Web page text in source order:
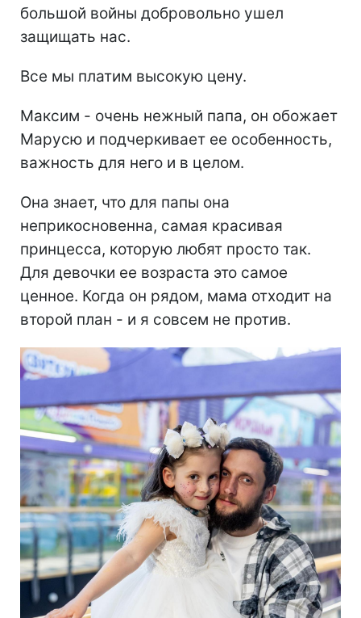
большой войны добровольно ушел
защищать нас.
Все мы платим высокую цену.
Максим - очень нежный папа, он обожает
Марусю и подчеркивает ее особенность,
важность для него и в целом.
Она знает, что для папы она
неприкосновенна, самая красивая
принцесса, которую любят просто так.
Для девочки ее возраста это самое
ценное. Когда он рядом, мама отходит на
второй план - и я совсем не против.